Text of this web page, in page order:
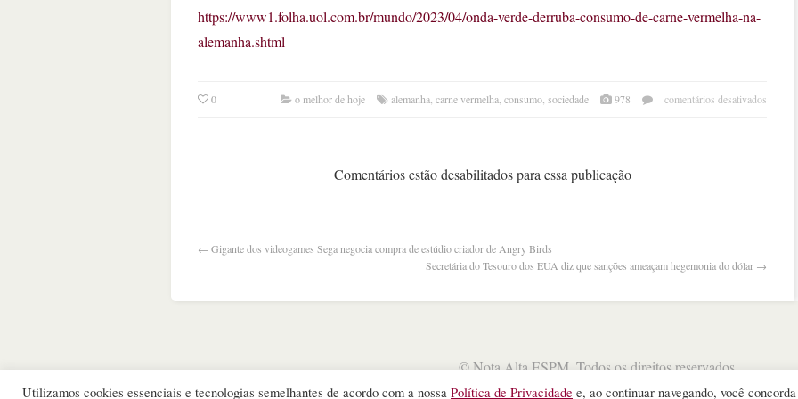
https://www1.folha.uol.com.br/mundo/2023/04/onda-verde-derruba-consumo-de-carne-vermelha-na-
alemanha.shtml
0 o melhor de hoje alemanha, carne vermelha, consumo, sociedade 978 comentários desativados
Comentários estão desabilitados para essa publicação
← Gigante dos videogames Sega negocia compra de estúdio criador de Angry Birds
Secretária do Tesouro dos EUA diz que sanções ameaçam hegemonia do dólar →
©Nota Alta ESPM. Todos os direitos reservados.
WordPress Theme designed byTheme Junkie
Utilizamos cookies essenciais e tecnologias semelhantes de acordo com a nossa Política de Privacidade e, ao continuar navegando, você